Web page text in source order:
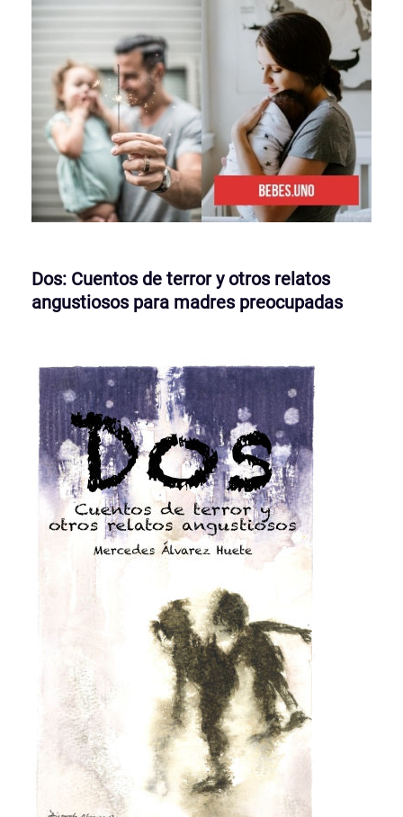
Dos: Cuentos de terror y otros relatos
angustiosos para madres preocupadas